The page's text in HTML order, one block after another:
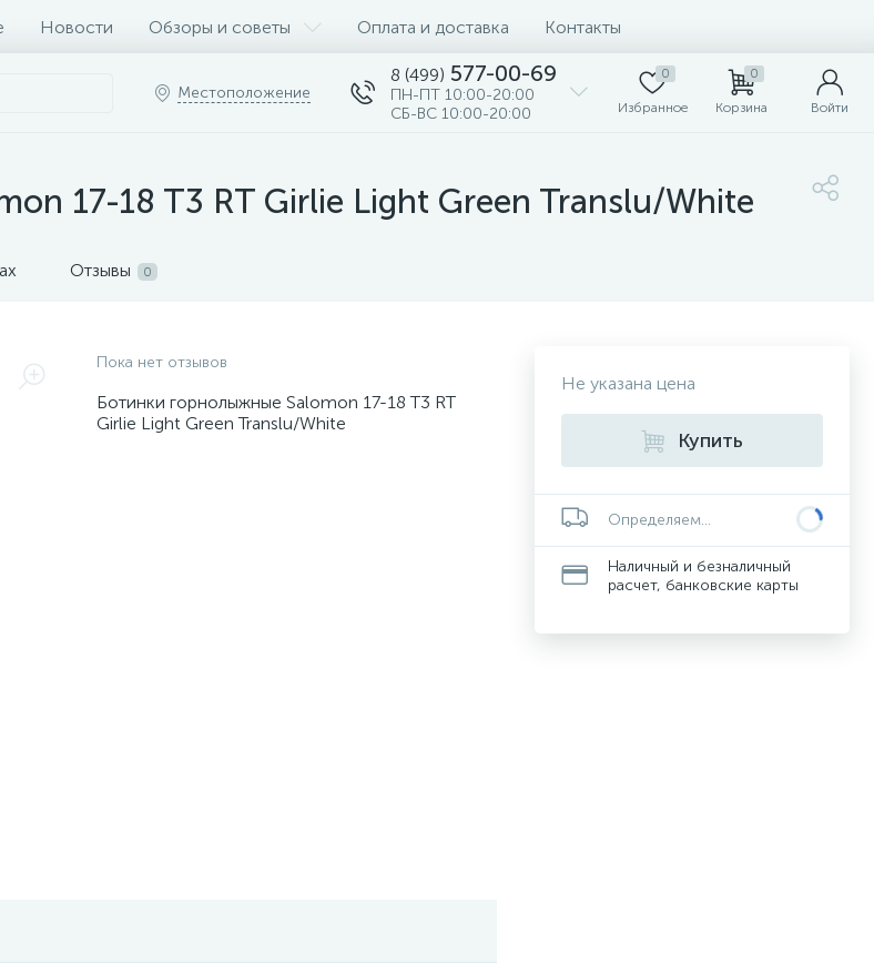
Новости Обзоры и советы Оплата и доставка Контакты
Местоположение
8 (499) 577-00-69
ПН-ПТ 10:00-20:00
СБ-ВС 10:00-20:00
0
Избранное
0
Корзина Войти
17-18 T3 RT Girlie Light Green Translu/White
Отзывы 0
Пока нет отзывов
Ботинки горнолыжные Salomon 17-18 T3 RT
Girlie Light Green Translu/White
Не указана цена
Купить
Определяем...
Наличный и безналичный
расчет, банковские карты